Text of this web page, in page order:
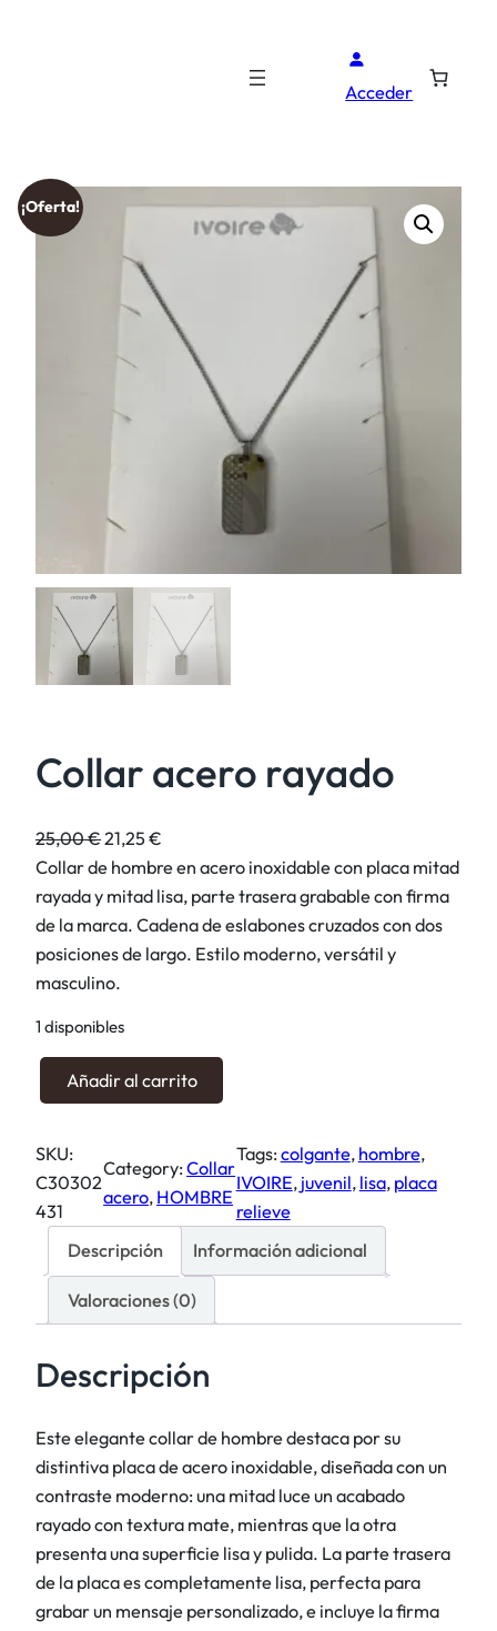
Acceder
¡Oferta!
Collar acero rayado
25,00€E
l
p
r
e
c
o
n
e
r
:
5
,
0
0
€
.
21,25€
l
p
r
e
l
:
2
,
5
€
.
Collar de hombre en acero inoxidable con placa mitad
rayada y mitad lisa, parte trasera grabable con firma
de la marca. Cadena de eslabones cruzados con dos
posiciones de largo. Estilo moderno, versátil y
masculino.
1 disponibles
o
l
a
r
r
o
r
y
a
d
o
c
a
n
Añadir al carrito
SKU:
C30302
431
Category:Collar
acero, HOMBRE
Tags:colgante, hombre ,
IVOIRE, juvenil, lisa, placa
relieve
Descripción
Información adicional
Valoraciones (0)
Descripción
Este elegante collar de hombre destaca por su
distintiva placa de acero inoxidable, diseñada con un
contraste moderno: una mitad luce un acabado
rayado con textura mate, mientras que la otra
presenta una superficie lisa y pulida. La parte trasera
de la placa es completamente lisa, perfecta para
grabar un mensaje personalizado, e incluye la firma